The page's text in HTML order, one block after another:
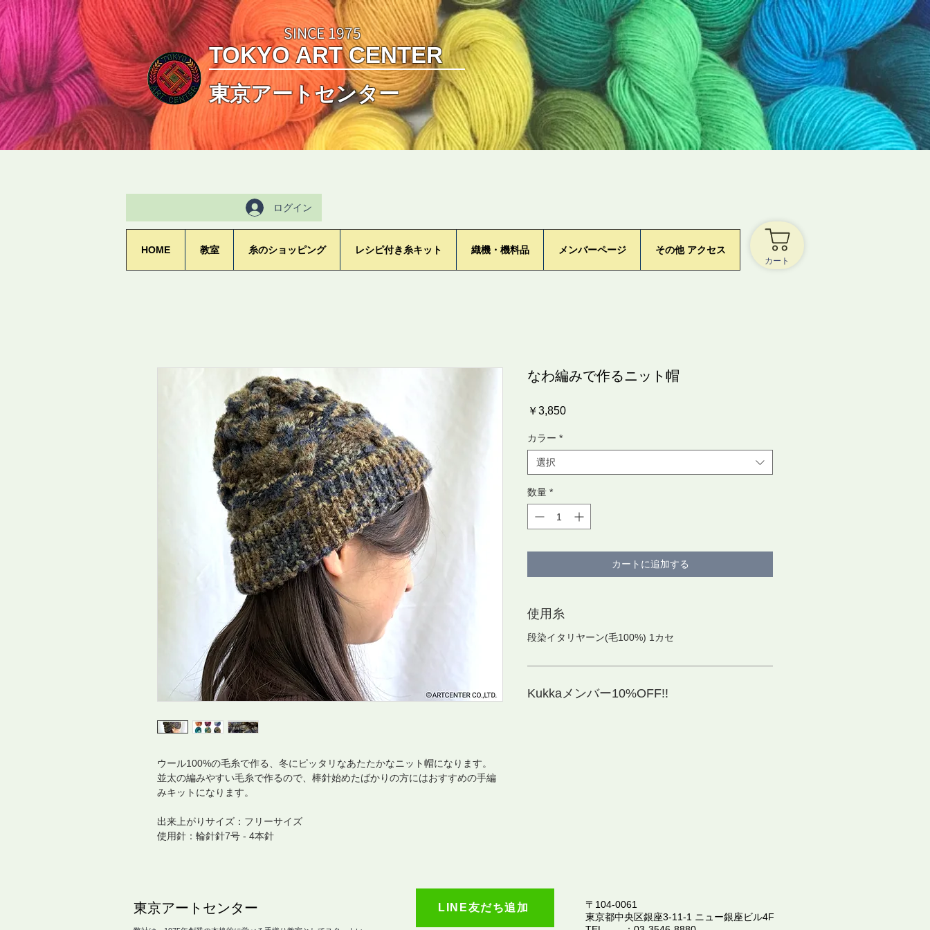
SINCE 1975
TOKYO ART CENTER
東京アートセンター
ログイン
HOME 教室 糸のショッピング レシピ付き糸キット 織機・機料品 メンバーページ その他 アクセス
カート
ウール100%の毛糸で作る、冬にピッタリなあたたかなニット帽になります。
並太の編みやすい毛糸で作るので、棒針始めたばかりの方にはおすすめの手編
みキットになります。
出来上がりサイズ：フリーサイズ
使用針：輪針針7号 - 4本針
なわ編みで作るニット帽
￥3,850価
カラー *
選択
数量 *
カートに追加する
使用糸
段染イタリヤーン(毛100%) 1カセ
Kukkaメンバー10%OFF!!
​東京アートセンター LINE友だち追加
〒104-0061
​東京都中央区銀座3-11-1 ニュー銀座ビル4F